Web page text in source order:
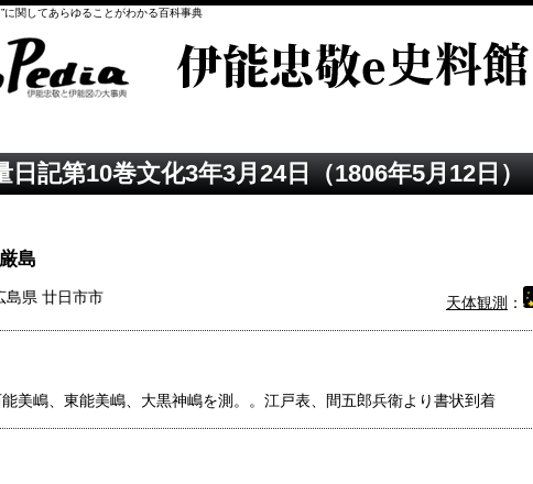
に関してあらゆることがわかる百科事典
日記第10巻文化3年3月24日（1806年5月12日）
島
島県 廿日市市 天体観測 ：
美嶋、東能美嶋、大黒神嶋を測。。江戸表、間五郎兵衛より書状到着